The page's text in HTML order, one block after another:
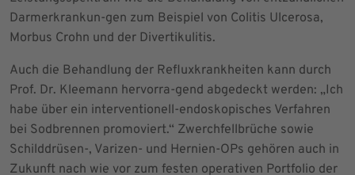
Darmerkrankun-gen zum Beispiel von Colitis Ulcerosa,
Morbus Crohn und der Divertikulitis.
Auch die Behandlung der Refluxkrankheiten kann durch
Prof. Dr. Kleemann hervorra-gend abgedeckt werden: „Ich
habe über ein interventionell-endoskopisches Verfahren
bei Sodbrennen promoviert.“ Zwerchfellbrüche sowie
Schilddrüsen-, Varizen- und Hernien-OPs gehören auch in
Zukunft nach wie vor zum festen operativen Portfolio der